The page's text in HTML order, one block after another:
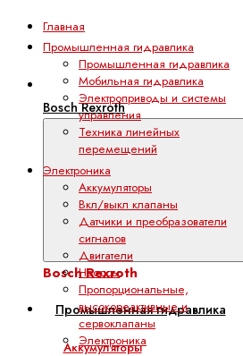
Bosch Rexroth
Bosch Rexroth
Промышленная гидравлика
Аккумуляторы
Главная
Промышленная гидравлика
Промышленная гидравлика
Мобильная гидравлика
Электроприводы и системы
управления
Техника линейных
перемещений
Электроника
Аккумуляторы
Вкл/выкл клапаны
Датчики и преобразователи
сигналов
Двигатели
Насосы
Пропорциональные,
высокореактивные и
сервоклапаны
Электроника